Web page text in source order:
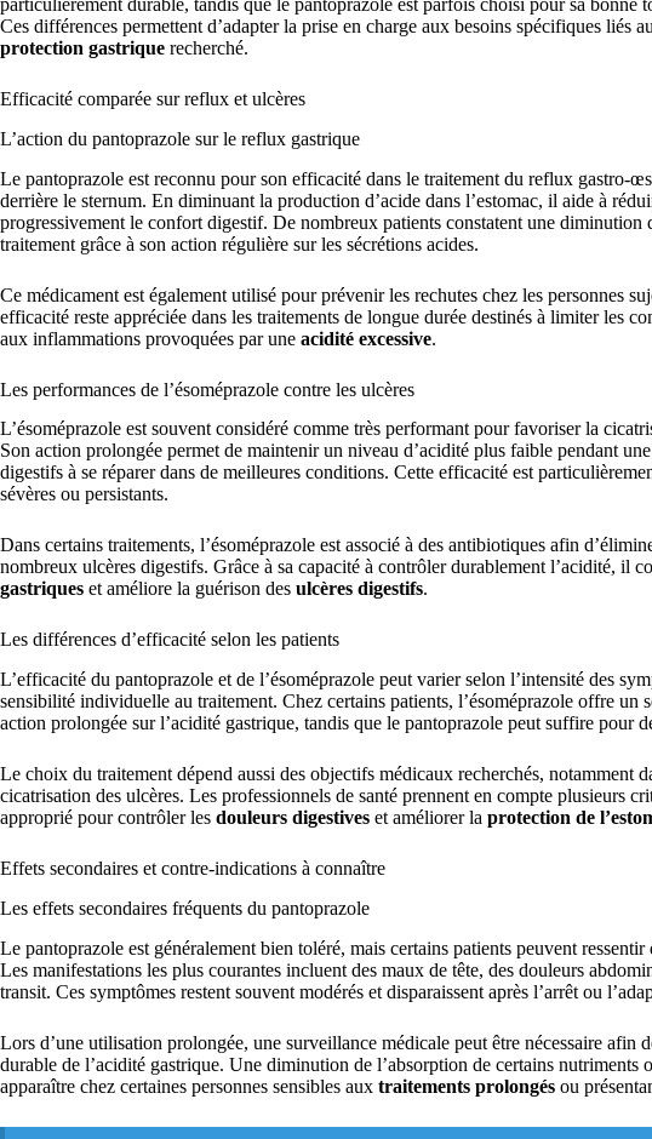
particulièrement durable, tandis que le pantoprazole est parfois choisi pour sa bonne
Ces différences permettent d’adapter la prise en charge aux besoins spécifiques liés
protection gastrique recherché.
Efficacité comparée sur reflux et ulcères
L’action du pantoprazole sur le reflux gastrique
Le pantoprazole est reconnu pour son efficacité dans le traitement du reflux gastro-
derrière le sternum. En diminuant la production d’acide dans l’estomac, il aide à
progressivement le confort digestif. De nombreux patients constatent une diminution
traitement grâce à son action régulière sur les sécrétions acides.
Ce médicament est également utilisé pour prévenir les rechutes chez les personnes
efficacité reste appréciée dans les traitements de longue durée destinés à limiter les
aux inflammations provoquées par une acidité excessive.
Les performances de l’ésoméprazole contre les ulcères
L’ésoméprazole est souvent considéré comme très performant pour favoriser la
Son action prolongée permet de maintenir un niveau d’acidité plus faible pendant
digestifs à se réparer dans de meilleures conditions. Cette efficacité est
sévères ou persistants.
Dans certains traitements, l’ésoméprazole est associé à des antibiotiques afin
nombreux ulcères digestifs. Grâce à sa capacité à contrôler durablement l’acidité, il
gastriques et améliore la guérison des ulcères digestifs.
Les différences d’efficacité selon les patients
L’efficacité du pantoprazole et de l’ésoméprazole peut varier selon l’intensité des
sensibilité individuelle au traitement. Chez certains patients, l’ésoméprazole offre un
action prolongée sur l’acidité gastrique, tandis que le pantoprazole peut suffire pour
Le choix du traitement dépend aussi des objectifs médicaux recherchés, notamment
cicatrisation des ulcères. Les professionnels de santé prennent en compte plusieurs
approprié pour contrôler les douleurs digestives et améliorer la protection de
Effets secondaires et contre-indications à connaître
Les effets secondaires fréquents du pantoprazole
Le pantoprazole est généralement bien toléré, mais certains patients peuvent
Les manifestations les plus courantes incluent des maux de tête, des douleurs
transit. Ces symptômes restent souvent modérés et disparaissent après l’arrêt ou
Lors d’une utilisation prolongée, une surveillance médicale peut être nécessaire afin
durable de l’acidité gastrique. Une diminution de l’absorption de certains
apparaître chez certaines personnes sensibles aux traitements prolongés ou